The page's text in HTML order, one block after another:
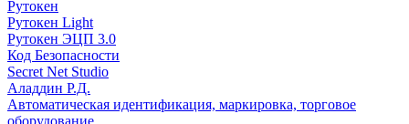
Рутокен
Рутокен Light
Рутокен ЭЦП 3.0
Код Безопасности
Secret Net Studio
Аладдин Р.Д.
Автоматическая идентификация, маркировка, торговое
оборудование